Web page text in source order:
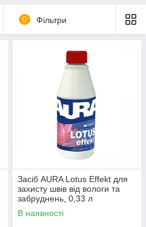
0 Фільтри
Засіб AURA Lotus Effekt для
захисту швів від вологи та
забруднень, 0,33 л
В наявності